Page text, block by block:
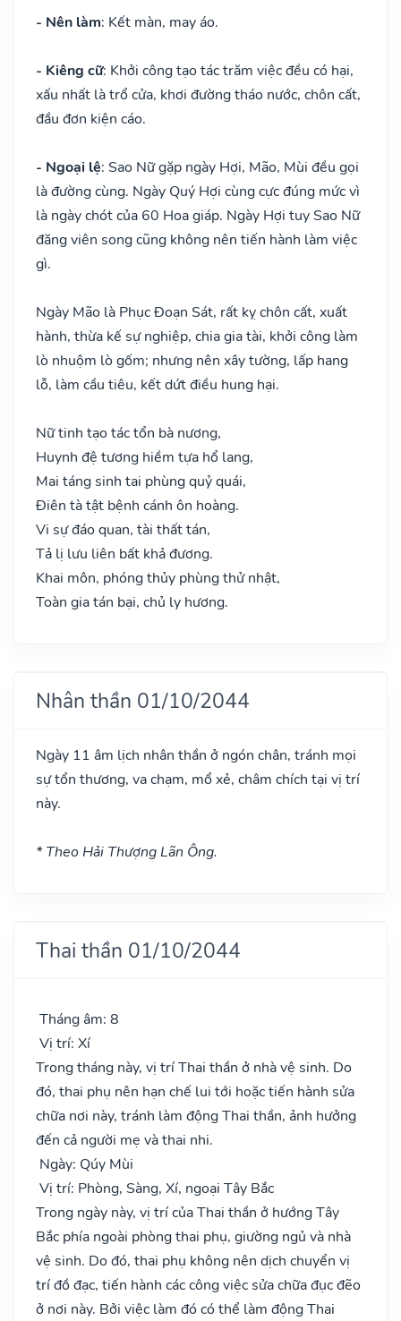
- Nên làm: Kết màn, may áo.
- Kiêng cữ: Khởi công tạo tác trăm việc đều có hại,
xấu nhất là trổ cửa, khơi đường tháo nước, chôn cất,
đầu đơn kiện cáo.
- Ngoại lệ: Sao Nữ gặp ngày Hợi, Mão, Mùi đều gọi
là đường cùng. Ngày Quý Hợi cùng cực đúng mức vì
là ngày chót của 60 Hoa giáp. Ngày Hợi tuy Sao Nữ
đăng viên song cũng không nên tiến hành làm việc
gì.
Ngày Mão là Phục Đoạn Sát, rất kỵ chôn cất, xuất
hành, thừa kế sự nghiệp, chia gia tài, khởi công làm
lò nhuộm lò gốm; nhưng nên xây tường, lấp hang
lỗ, làm cầu tiêu, kết dứt điều hung hại.
Nữ tinh tạo tác tổn bà nương,
Huynh đệ tương hiềm tựa hổ lang,
Mai táng sinh tai phùng quỷ quái,
Điên tà tật bệnh cánh ôn hoàng.
Vi sự đáo quan, tài thất tán,
Tả lị lưu liên bất khả đương.
Khai môn, phóng thủy phùng thử nhật,
Toàn gia tán bại, chủ ly hương.
Nhân thần 01/10/2044
Ngày 11 âm lịch nhân thần ở ngón chân, tránh mọi
sự tổn thương, va chạm, mổ xẻ, châm chích tại vị trí
này.
* Theo Hải Thượng Lãn Ông.
Thai thần 01/10/2044
Tháng âm: 8
Vị trí: Xí
Trong tháng này, vị trí Thai thần ở nhà vệ sinh. Do
đó, thai phụ nên hạn chế lui tới hoặc tiến hành sửa
chữa nơi này, tránh làm động Thai thần, ảnh hưởng
đến cả người mẹ và thai nhi.
Ngày: Qúy Mùi
Vị trí: Phòng, Sàng, Xí, ngoại Tây Bắc
Trong ngày này, vị trí của Thai thần ở hướng Tây
Bắc phía ngoài phòng thai phụ, giường ngủ và nhà
vệ sinh. Do đó, thai phụ không nên dịch chuyển vị
trí đồ đạc, tiến hành các công việc sửa chữa đục đẽo
ở nơi này. Bởi việc làm đó có thể làm động Thai